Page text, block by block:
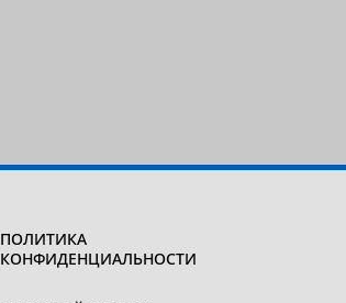
ПОЛИТИКА
КОНФИДЕНЦИАЛЬНОСТИ